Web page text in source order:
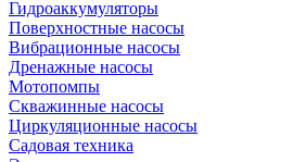
Гидроаккумуляторы
Поверхностные насосы
Вибрационные насосы
Дренажные насосы
Мотопомпы
Скважинные насосы
Циркуляционные насосы
Садовая техника